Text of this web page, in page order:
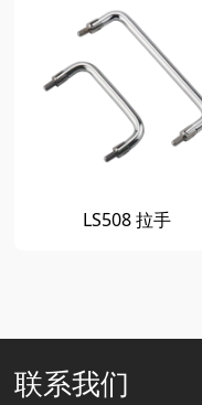
LS508 拉手
联系我们